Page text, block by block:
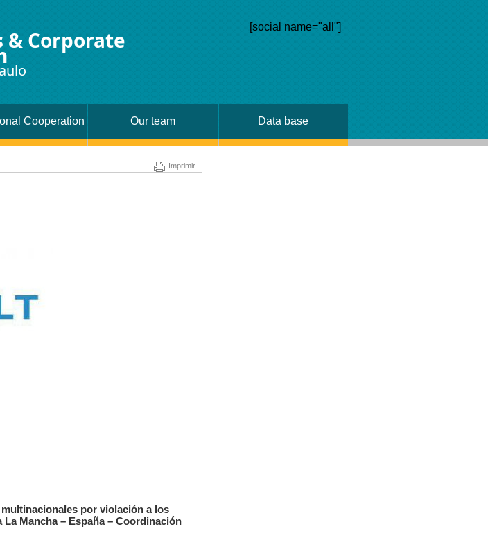
& Corporate
[social name="all"]
Cooperation Our team Data base
Imprimir
por violación a los
Mancha – España – Coordinación